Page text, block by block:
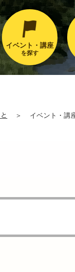
イベント・講座
を探す
＞ イベント・講